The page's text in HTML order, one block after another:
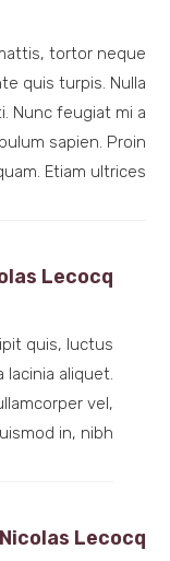
tortor neque
quis turpis. Nulla
Nunc feugiat mi a
sapien. Proin
Etiam ultrices.
Lecocq
quis, luctus
lacinia aliquet.
vel,
in, nibh.
Nicolas Lecocq